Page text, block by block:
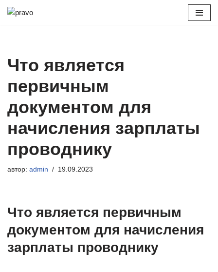
Что является
первичным
документом для
начисления зарплаты
проводнику
автор: admin 19.09.2023
Что является первичным
документом для начисления
зарплаты проводнику